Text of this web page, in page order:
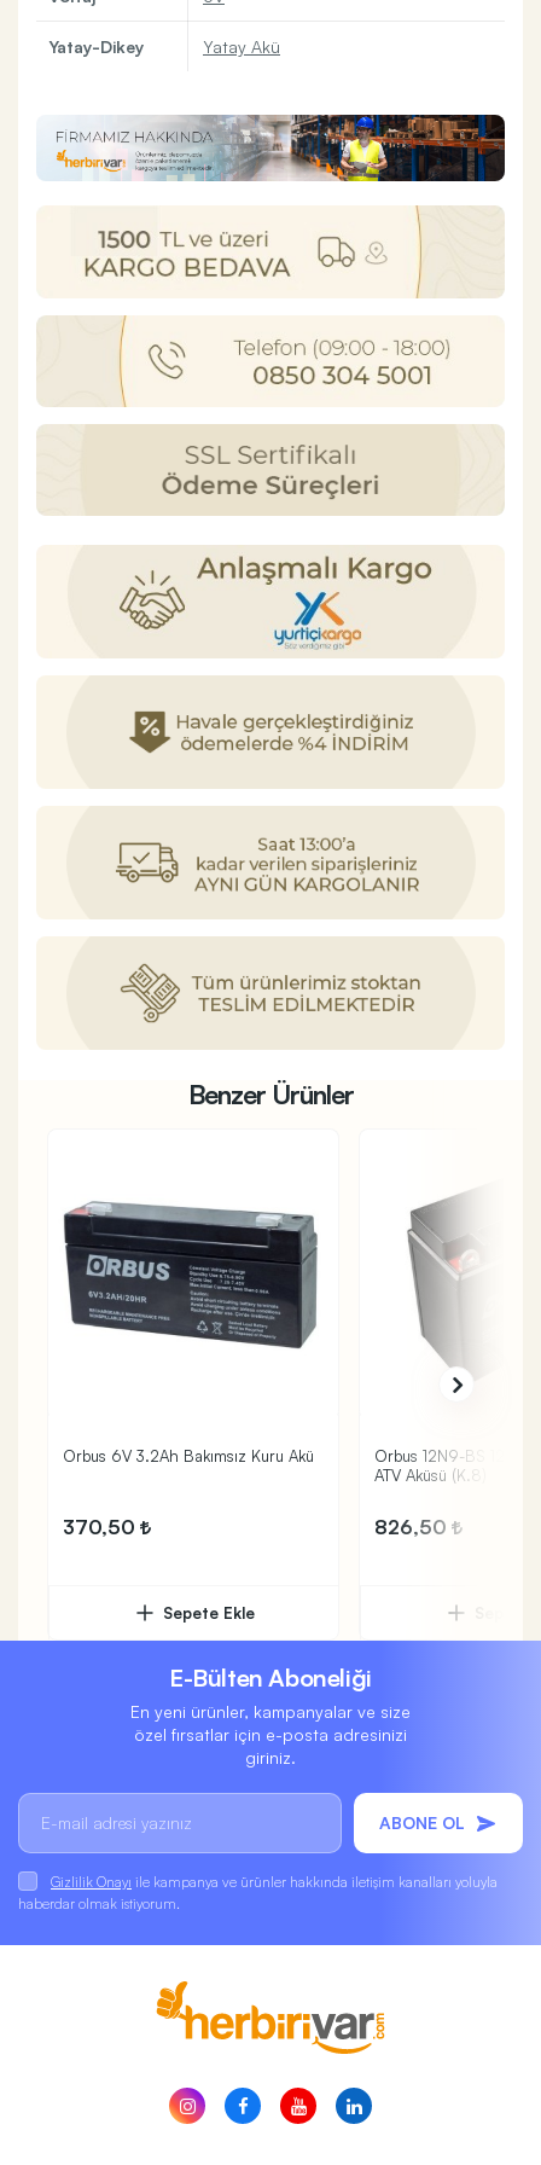
Yatay-Dikey Yatay Akü
Benzer Ürünler
Orbus 6V 3.2Ah Bakımsız Kuru Akü
370,50
Sepete Ekle
Orbus 12N9-BS 12V
ATV Aküsü (K.8)
826,50
E-Bülten Aboneliği
En yeni ürünler, kampanyalar ve size
özel fırsatlar için e-posta adresinizi
giriniz.
ABONE OL
Gizlilik Onayı ile kampanya ve ürünler hakkında iletişim kanalları yoluyla
haberdar olmak istiyorum.